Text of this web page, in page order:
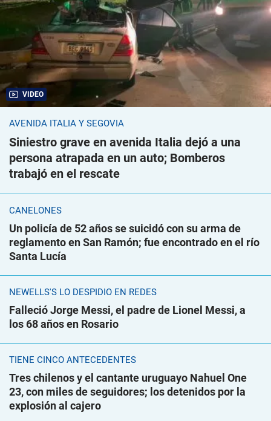
VIDEO
AVENIDA ITALIA Y SEGOVIA
Siniestro grave en avenida Italia dejó a una
persona atrapada en un auto; Bomberos
trabajó en el rescate
CANELONES
Un policía de 52 años se suicidó con su arma de
reglamento en San Ramón; fue encontrado en el río
Santa Lucía
NEWELLS'S LO DESPIDIÓ EN REDES
Falleció Jorge Messi, el padre de Lionel Messi, a
los 68 años en Rosario
TIENE CINCO ANTECEDENTES
Tres chilenos y el cantante uruguayo Nahuel One
23, con miles de seguidores; los detenidos por la
explosión al cajero